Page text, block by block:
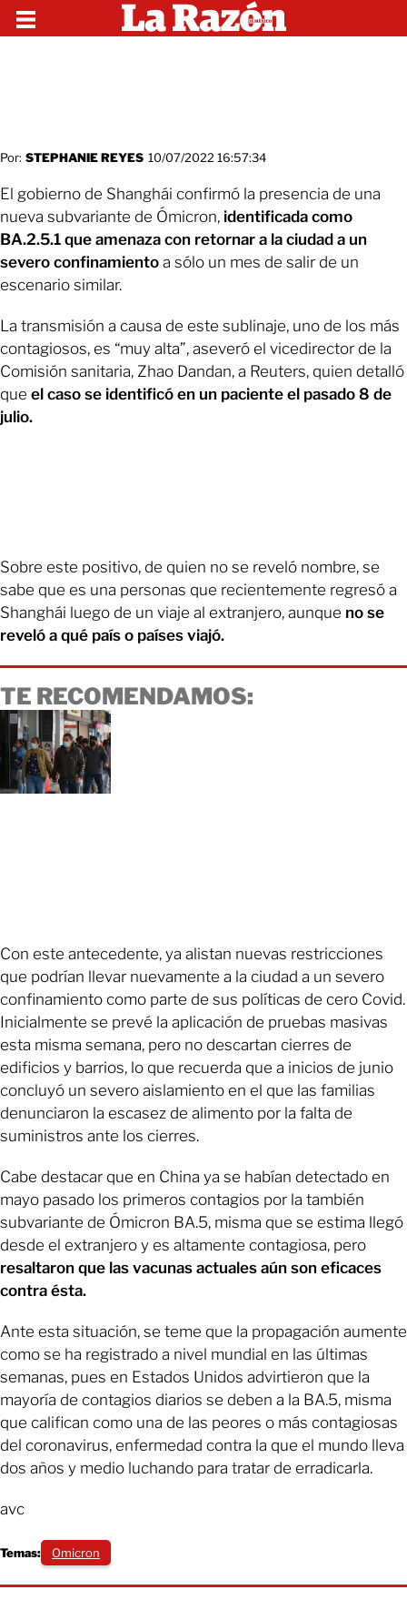
Por: STEPHANIE REYES 10/07/2022 16:57:34
El gobierno de Shanghái confirmó la presencia de una
nueva subvariante de Ómicron, identificada como
BA.2.5.1 que amenaza con retornar a la ciudad a un
severo confinamiento a sólo un mes de salir de un
escenario similar.
La transmisión a causa de este sublinaje, uno de los más
contagiosos, es “muy alta”, aseveró el vicedirector de la
Comisión sanitaria, Zhao Dandan, a Reuters, quien detalló
que el caso se identificó en un paciente el pasado 8 de
julio.
Sobre este positivo, de quien no se reveló nombre, se
sabe que es una personas que recientemente regresó a
Shanghái luego de un viaje al extranjero, aunque no se
reveló a qué país o países viajó.
TE RECOMENDAMOS:
Con este antecedente, ya alistan nuevas restricciones
que podrían llevar nuevamente a la ciudad a un severo
confinamiento como parte de sus políticas de cero Covid.
Inicialmente se prevé la aplicación de pruebas masivas
esta misma semana, pero no descartan cierres de
edificios y barrios, lo que recuerda que a inicios de junio
concluyó un severo aislamiento en el que las familias
denunciaron la escasez de alimento por la falta de
suministros ante los cierres.
Cabe destacar que en China ya se habían detectado en
mayo pasado los primeros contagios por la también
subvariante de Ómicron BA.5, misma que se estima llegó
desde el extranjero y es altamente contagiosa, pero
resaltaron que las vacunas actuales aún son eficaces
contra ésta.
Ante esta situación, se teme que la propagación aumente
como se ha registrado a nivel mundial en las últimas
semanas, pues en Estados Unidos advirtieron que la
mayoría de contagios diarios se deben a la BA.5, misma
que califican como una de las peores o más contagiosas
del coronavirus, enfermedad contra la que el mundo lleva
dos años y medio luchando para tratar de erradicarla.
avc
Temas: Omicron